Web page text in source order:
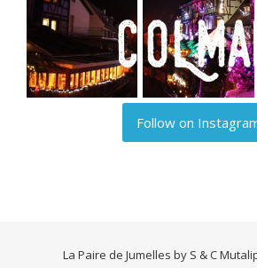
Follow on
La Paire de Jumelles by S & C